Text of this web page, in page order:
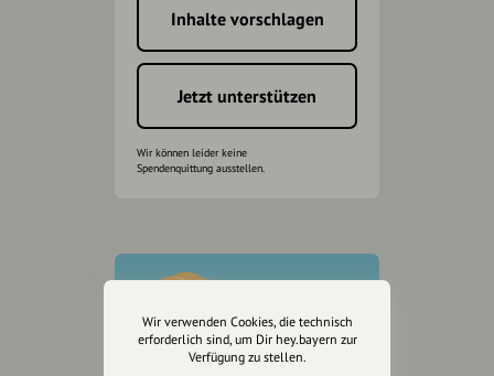
Inhalte vorschlagen
Jetzt unterstützen
Wir können leider keine
Spendenquittung ausstellen.
Wir verwenden Cookies, die technisch
erforderlich sind, um Dir hey.bayern zur
Verfügung zu stellen.